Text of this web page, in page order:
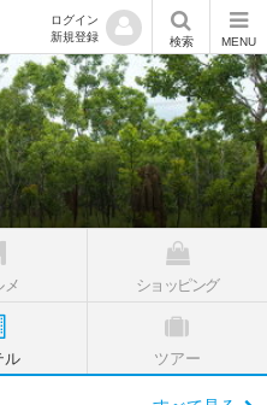
ログイン
新規登録
検索 MENU
メ ショッピング
ル ツアー